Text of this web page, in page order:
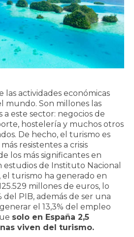
las actividades económicas
mundo. Son millones las
a este sector: negocios de
hostelería y muchos otros
De hecho, el turismo es
resistentes a crisis
los más significantes en
estudios de Instituto Nacional
el turismo ha generado en
millones de euros, lo
del PIB, además de ser una
el 13,3% del empleo
solo en España 2,5
viven del turismo.